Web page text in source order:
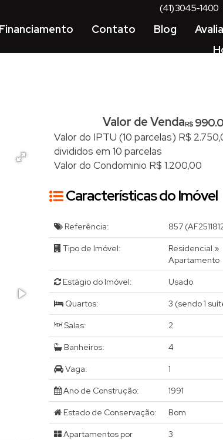
(41) 3045-1400
Blog
Contato
R$
Valor de Venda
Valor do IPTU (10 parcelas) R$
divididos em 10 parcelas
Valor do Condominio R$ 1.200,00
Características do Imóvel
Referência: 857
Tipo de Imóvel: Residencial »
Apartamento
Estágio do Imóvel: Usado
Quartos: 3 (sendo 1
Salas: 2
Banheiros: 4
Vaga: 1
Ano de Construção: 1991
Estado de Conservação: Bom
Apartamentos por
3